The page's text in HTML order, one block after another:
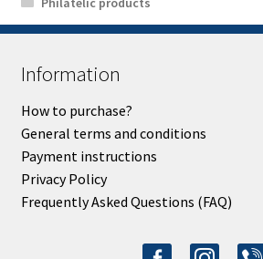
Information
How to purchase?
General terms and conditions
Payment instructions
Privacy Policy
Frequently Asked Questions (FAQ)
facebook-instagram
viber